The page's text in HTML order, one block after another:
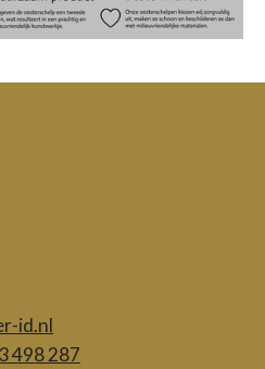
id.nl
498 287